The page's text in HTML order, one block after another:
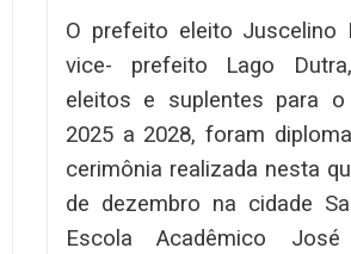
O prefeito eleito Juscelino
vice- prefeito Lago
eleitos e suplentes para
2025 a 2028, foram
cerimônia realizada nesta
de dezembro na cidade
Escola Acadêmico